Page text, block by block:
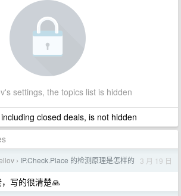
settings, the topics list is hidden
closed deals, is not hidden
› IP.Check.Place 的检测原理是怎样的 3 月 19 日
写的很清楚🙏